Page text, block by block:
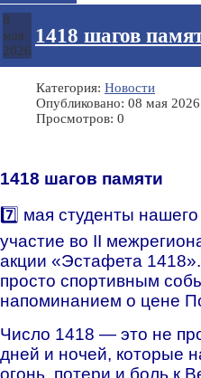
8
мая
2026
1418 шагов
Категория: Новости
Опубликовано: 08 мая 2026
Просмотров: 0
1418 шагов памяти
7️⃣ мая студенты
участие во II
акции «Эстафета
просто спортивным
напоминанием о цене
Число 1418 — это не
дней и ночей, которые
огонь, потери и боль к